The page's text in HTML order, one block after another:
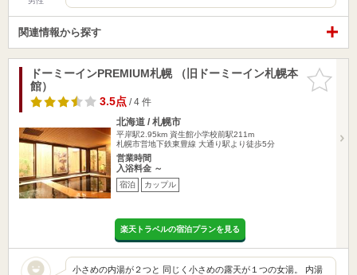
関連情報から探す
お気に入
りに追加
ドーミーインPREMIUM札幌 （旧ドーミーイン札幌本
館）
3.5点/ 4 件
北海道 / 札幌市
平岸駅2.95km 資生館小学校前駅211m
札幌市営地下鉄東豊線 大通り駅より徒歩5分
営業時間
入浴料金 ～
宿泊 カップル
楽天トラベルの宿泊プランを見る
小さめの内湯が２つと 同じく小さめの露天が１つの女湯。 内湯